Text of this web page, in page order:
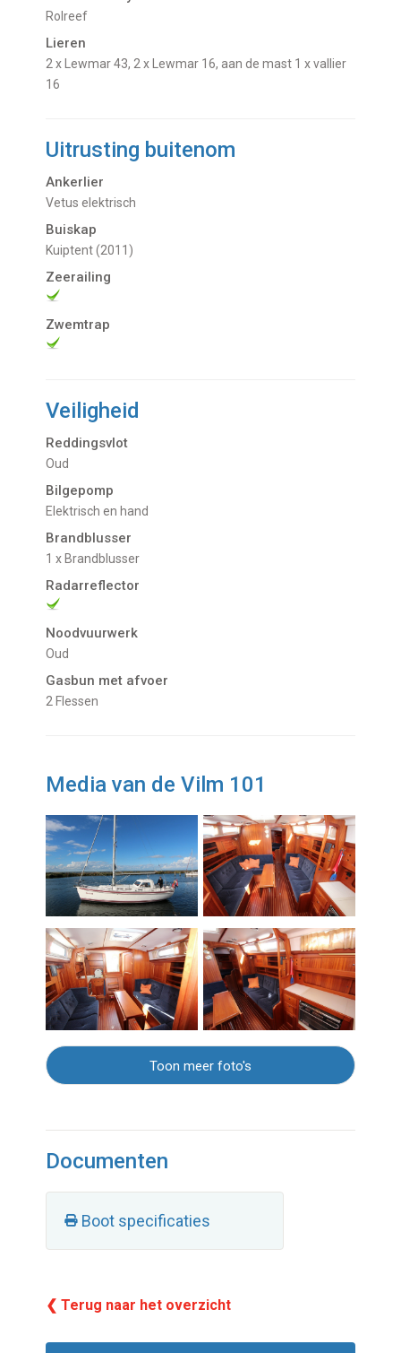
Rolreef
Lieren
2 x Lewmar 43, 2 x Lewmar 16, aan de mast 1 x vallier
16
Uitrusting buitenom
Ankerlier
Vetus elektrisch
Buiskap
Kuiptent (2011)
Zeerailing
Zwemtrap
Veiligheid
Reddingsvlot
Oud
Bilgepomp
Elektrisch en hand
Brandblusser
1 x Brandblusser
Radarreflector
Noodvuurwerk
Oud
Gasbun met afvoer
2 Flessen
Media van de Vilm 101
Toon meer foto's
Documenten
Boot specificaties
❮ Terug naar het overzicht